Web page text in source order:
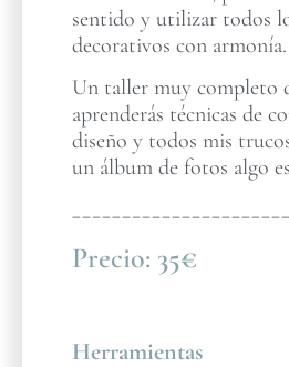
sentido y utilizar todos
decorativos con armonía.
Un taller muy completo
aprenderás técnicas de
diseño y todos mis
un álbum de fotos algo
Precio: 35€
Herramientas